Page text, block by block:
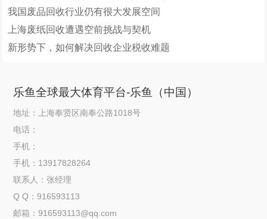
我国废品回收行业仍有很大发展空间
上海废纸回收遭遇空前挑战与契机
新形势下，如何解决回收企业税收难题
乐鱼全球最大体育平台-乐鱼（中国）
地址：上海奉贤区南奉公路1018号
电话：
手机：
手机：13917828264
联系人：张经理
Q Q：916593113
邮箱：916593113@qq.com